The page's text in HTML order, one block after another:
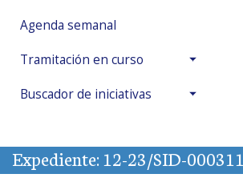
Agenda semanal
Tramitación en curso
Buscador de iniciativas
Expediente: 12-23/SID-000311